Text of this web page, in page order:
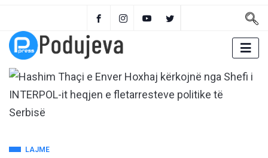
LAJME